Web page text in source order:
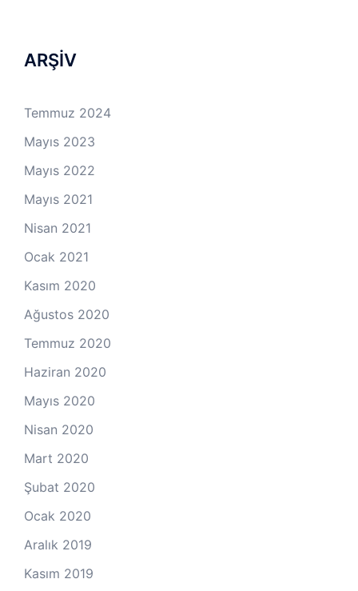
ARŞİV
Temmuz 2024
Mayıs 2023
Mayıs 2022
Mayıs 2021
Nisan 2021
Ocak 2021
Kasım 2020
Ağustos 2020
Temmuz 2020
Haziran 2020
Mayıs 2020
Nisan 2020
Mart 2020
Şubat 2020
Ocak 2020
Aralık 2019
Kasım 2019